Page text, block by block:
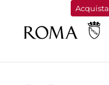
Acquista